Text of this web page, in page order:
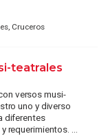
Cruceros
teatrales
versos musi-
uno y diverso
diferentes
requerimientos. ...